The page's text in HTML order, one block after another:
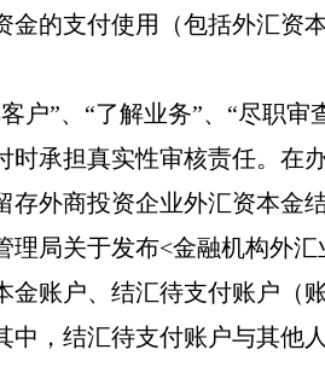
金的支付使用（包括外汇资
户”、 “了解业务”、 “尽职审
时承担真实性审核责任。在
存外商投资企业外汇资本金
理局关于发布<金融机构外汇
金账户、结汇待支付账户（
中，结汇待支付账户与其他